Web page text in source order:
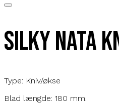
Silky Nata
Type: Kniv/økse
Blad længde: 180 mm.